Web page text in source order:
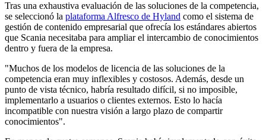
Tras una exhaustiva evaluación de las soluciones de la competencia,
se seleccionó la plataforma Alfresco de Hyland como el sistema de
gestión de contenido empresarial que ofrecía los estándares abiertos
que Scania necesitaba para ampliar el intercambio de conocimientos
dentro y fuera de la empresa.
"Muchos de los modelos de licencia de las soluciones de la
competencia eran muy inflexibles y costosos. Además, desde un
punto de vista técnico, habría resultado difícil, si no imposible,
implementarlo a usuarios o clientes externos. Esto lo hacía
incompatible con nuestra visión a largo plazo de compartir
conocimientos".